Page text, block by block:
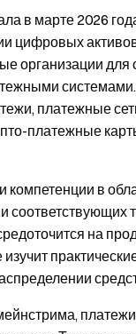
в марте 2026
цифровых
для
платежные
платежные
компетенции в
соответствующих
на